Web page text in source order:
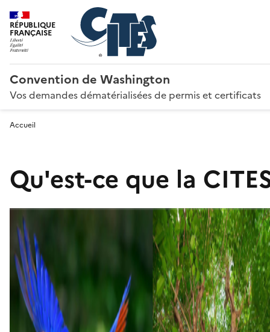
RÉPUBLIQUE
FRANÇAISE
Convention de Washington
Vos demandes dématérialisées de permis et certificats
Accueil
Qu'est-ce que la